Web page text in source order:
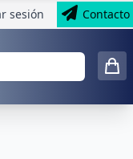
sesión Contacto